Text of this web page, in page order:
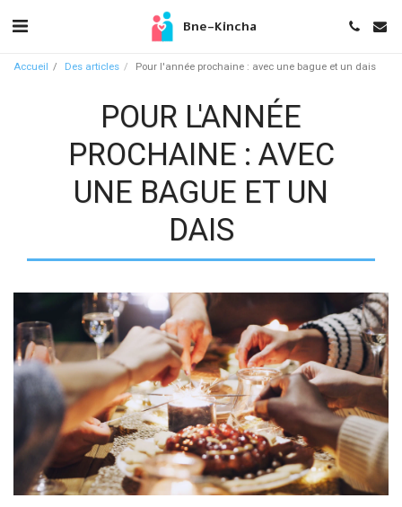
Bne-Kincha
Accueil Des articles Pour l'année prochaine : avec une bague et un dais
POUR L'ANNÉE
PROCHAINE : AVEC
UNE BAGUE ET UN
DAIS